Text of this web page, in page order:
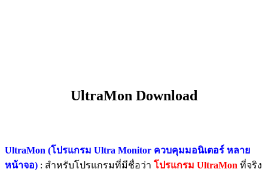
UltraMon Download
UltraMon (โปรแกรม Ultra Monitor ควบคุมมอนิเตอร์ หลาย
หน้าจอ) : สำหรับโปรแกรมที่มีชื่อว่า โปรแกรม UltraMon ที่จริง